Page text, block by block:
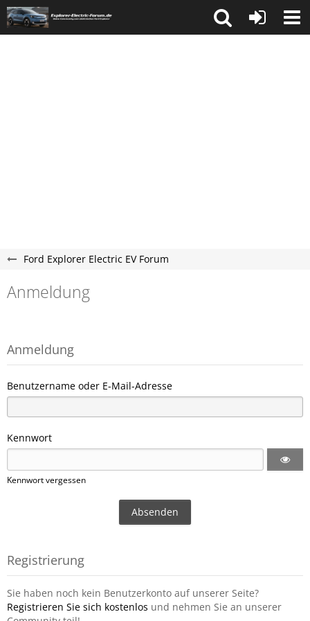
Ford Explorer Electric EV Forum
Anmeldung
Anmeldung
Benutzername oder E-Mail-Adresse
Kennwort
Kennwort vergessen
Registrierung
Sie haben noch kein Benutzerkonto auf unserer Seite?
Registrieren Sie sich kostenlos und nehmen Sie an unserer